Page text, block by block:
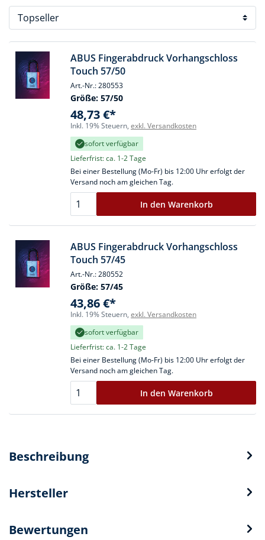
ABUS Fingerabdruck Vorhangschloss
Touch 57/50
Art.-Nr.: 280553
Größe: 57/50
48,73 €*
Inkl. 19% Steuern, exkl. Versandkosten
sofort verfügbar
Lieferfrist: ca. 1-2 Tage
Bei einer Bestellung (Mo-Fr) bis 12:00 Uhr erfolgt der
Versand noch am gleichen Tag.
In den Warenkorb
ABUS Fingerabdruck Vorhangschloss
Touch 57/45
Art.-Nr.: 280552
Größe: 57/45
43,86 €*
Inkl. 19% Steuern, exkl. Versandkosten
sofort verfügbar
Lieferfrist: ca. 1-2 Tage
Bei einer Bestellung (Mo-Fr) bis 12:00 Uhr erfolgt der
Versand noch am gleichen Tag.
In den Warenkorb
Beschreibung
Hersteller
Bewertungen